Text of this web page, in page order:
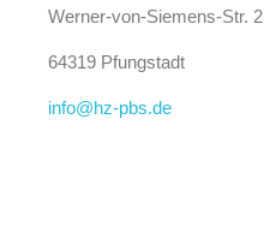
Werner-von-Siemens-Str. 2
64319 Pfungstadt
info@hz-pbs.de